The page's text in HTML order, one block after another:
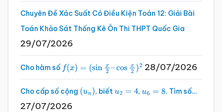
Chuyên Đề Xác Suất Có Điều Kiện Toán 12: Giải Bài
Toán Khảo Sát Thống Kê Ôn Thi THPT Quốc Gia
29/07/2026
Cho hàm số f(x)=(sinx2 –cosx2 )2 28/07/2026
Cho cấp số cộng (un), biếtu2 =4 , u6 =8 . Tìm số…
27/07/2026